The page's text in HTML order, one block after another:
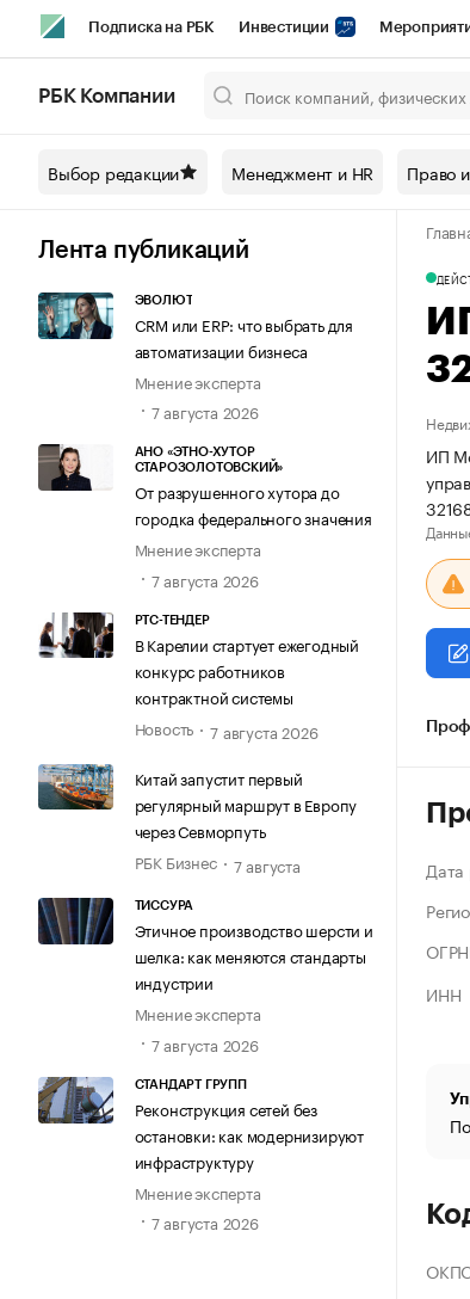
Подписка на РБК Инвестиции
Спецпроекты СПб Конференции СПб
Технологии и медиа Рынок
РБК Компании
Выбор редакции Менеджмент и HR Право
Лента публикаций
ЭВОЛЮТ
CRM или ERP: что выбрать для
автоматизации бизнеса
Мнение эксперта
7 августа 2026
АНО «ЭТНО-ХУТОР
СТАРОЗОЛОТОВСКИЙ»
От разрушенного хутора до
городка федерального значения
Мнение эксперта
7 августа 2026
РТС-ТЕНДЕР
В Карелии стартует ежегодный
конкурс работников
контрактной системы
Новость
7 августа 2026
Китай запустит первый
регулярный маршрут в Европу
через Севморпуть
РБК Бизнес
7 августа
ТИССУРА
Этичное производство шерсти и
шелка: как меняются стандарты
индустрии
Мнение эксперта
7 августа 2026
СТАНДАРТ ГРУПП
Реконструкция сетей без
остановки: как модернизируют
инфраструктуру
Мнение эксперта
7 августа 2026
ИП
Дата
ИНН